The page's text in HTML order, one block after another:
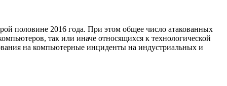
половине 2016 года. При этом общее число атакованных
так или иначе относящихся к технологической
на компьютерные инциденты на индустриальных и